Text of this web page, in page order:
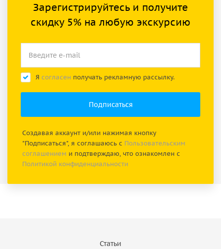
Зарегистрируйтесь и получите
скидку 5% на любую экскурсию
Я согласен получать рекламную рассылку.
Создавая аккаунт и/или нажимая кнопку
"Подписаться", я соглашаюсь с Пользовательским
соглашением и подтверждаю, что ознакомлен с
Политикой конфиденциальности
Статьи